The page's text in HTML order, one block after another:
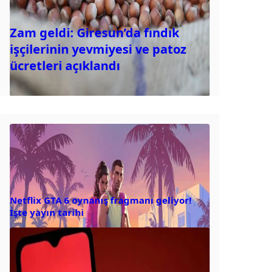
Zam geldi: Giresun’da fındık
işçilerinin yevmiyesi ve patoz
ücretleri açıklandı
Netflix GTA 6 oynanış fragmanı geliyor!
İşte yayın tarihi